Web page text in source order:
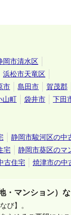
岡市清水区
浜松市天竜区
市 島田市 賀茂郡
山町 袋井市 下田
静岡市駿河区の中
宅 静岡市葵区のマ
古住宅 焼津市の中
・マンション）
び】。